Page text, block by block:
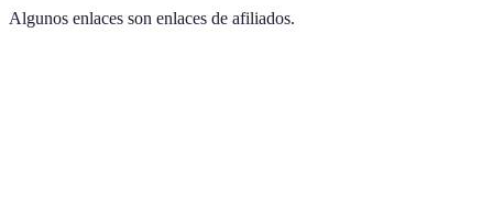
Algunos enlaces son enlaces de afiliados.